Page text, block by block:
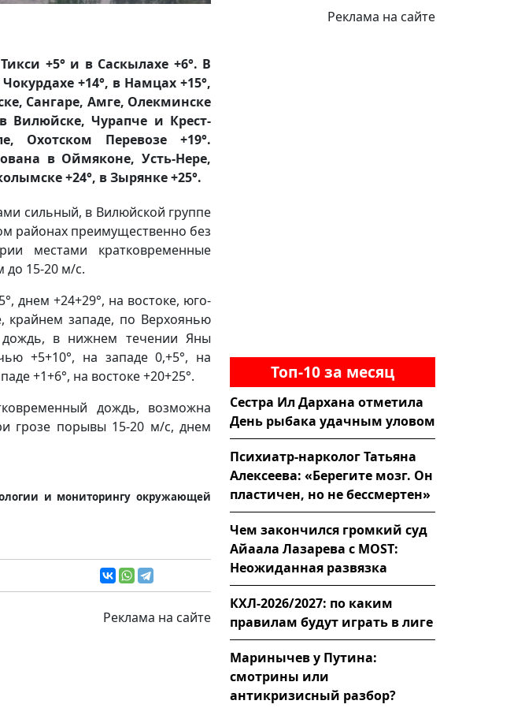
+5° и в Саскылахе +6°. В
+14°, в Намцах +15°,
Сангаре, Амге, Олекминске
Вилюйске, Чурапче и Крест-
Охотском Перевозе +19°.
в Оймяконе, Усть-Нере,
+24°, в Зырянке +25°.
сильный, в Вилюйской группе
районах преимущественно без
местами кратковременные
до 15-20 м/с.
днем +24+29°, на востоке, юго-
крайнем западе, по Верхоянью
дождь, в нижнем течении Яны
+5+10°, на западе 0,+5°, на
+1+6°, на востоке +20+25°.
дождь, возможна
грозе порывы 15-20 м/с, днем
и мониторингу окружающей
Реклама на сайте
Реклама на сайте
Топ-10 за месяц
Сестра Ил Дархана отметила
День рыбака удачным уловом
Психиатр-нарколог Татьяна
Алексеева: «Берегите мозг. Он
пластичен, но не бессмертен»
Чем закончился громкий суд
Айаала Лазарева с MOST:
Неожиданная развязка
КХЛ-2026/2027: по каким
правилам будут играть в лиге
Маринычев у Путина:
смотрины или
антикризисный разбор?